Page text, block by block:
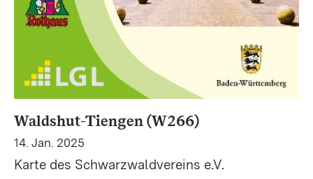
Waldshut-Tiengen (W266)
14. Jan. 2025
Karte des Schwarzwaldvereins e.V.